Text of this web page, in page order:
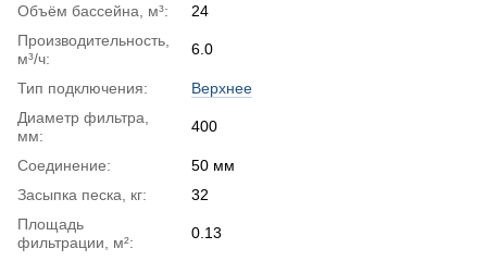
Объём бассейна, м³:
24
Производительность,
м³/ч:
6.0
Тип подключения:
Верхнее
Диаметр фильтра,
мм:
400
Соединение:
50 мм
Засыпка песка, кг:
32
Площадь
фильтрации, м²:
0.13